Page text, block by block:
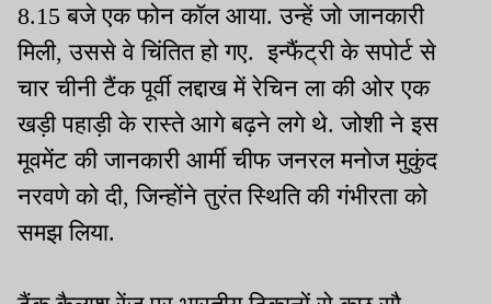
8.15 बजे एक फोन कॉल आया. उन्हें जो जानकारी
मिली, उससे वे चिंतित हो गए. इन्फैंट्री के सपोर्ट से
चार चीनी टैंक पूर्वी लद्दाख में रेचिन ला की ओर एक
खड़ी पहाड़ी के रास्ते आगे बढ़ने लगे थे. जोशी ने इस
मूवमेंट की जानकारी आर्मी चीफ जनरल मनोज मुकुंद
नरवणे को दी, जिन्होंने तुरंत स्थिति की गंभीरता को
समझ लिया.